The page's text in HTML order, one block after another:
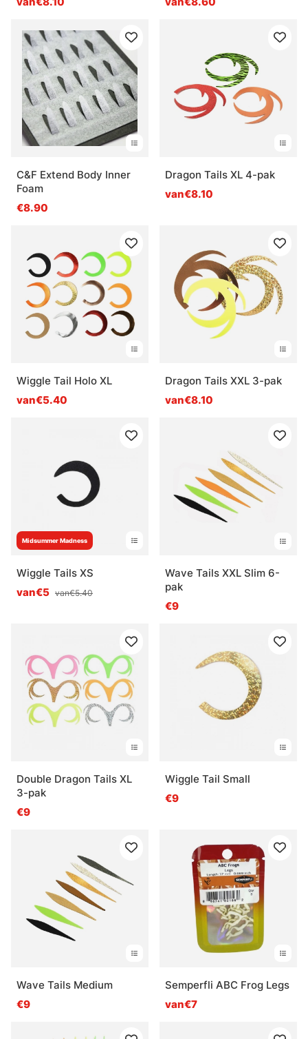
C&F Extend Body Inner
Foam
€8.90
Dragon Tails XL 4-pak
van€8.10
Wiggle Tail Holo XL
van€5.40
Dragon Tails XXL 3-pak
van€8.10
Midsummer Madness
Wiggle Tails XS
van€5 van€5.40
Wave Tails XXL Slim 6-
pak
€9
Double Dragon Tails XL
3-pak
€9
Wiggle Tail Small
€9
Wave Tails Medium
€9
Semperfli ABC Frog Legs
van€7